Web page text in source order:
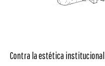
Contra la estética institucional